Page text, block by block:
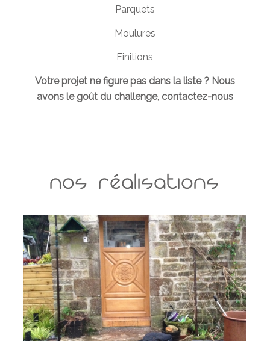
Parquets
Moulures
Finitions
Votre projet ne figure pas dans la liste ? Nous
avons le goût du challenge, contactez-nous
nos réalisations